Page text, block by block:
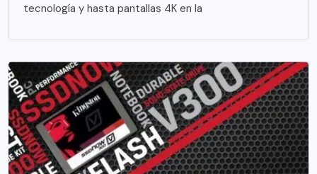
tecnología y hasta pantallas 4K en la